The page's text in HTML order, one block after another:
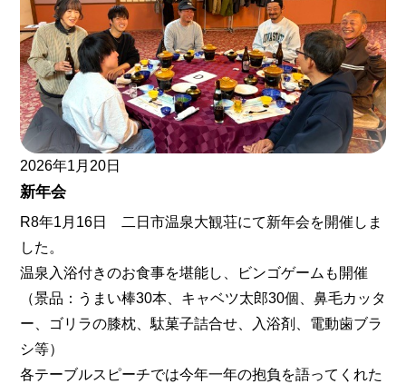
2026年1月20日
新年会
R8年1月16日 二日市温泉大観荘にて新年会を開催しま
した。
温泉入浴付きのお食事を堪能し、ビンゴゲームも開催
（景品：うまい棒30本、キャベツ太郎30個、鼻毛カッタ
ー、ゴリラの膝枕、駄菓子詰合せ、入浴剤、電動歯ブラ
シ等）
各テーブルスピーチでは今年一年の抱負を語ってくれた